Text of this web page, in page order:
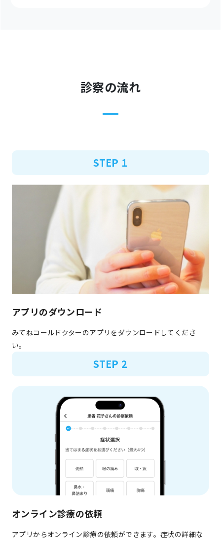
診察の流れ
STEP 1
アプリのダウンロード
みてねコールドクターのアプリをダウンロードしてくださ
い。
STEP 2
オンライン診療の依頼
アプリからオンライン診療の依頼ができます。症状の詳細な